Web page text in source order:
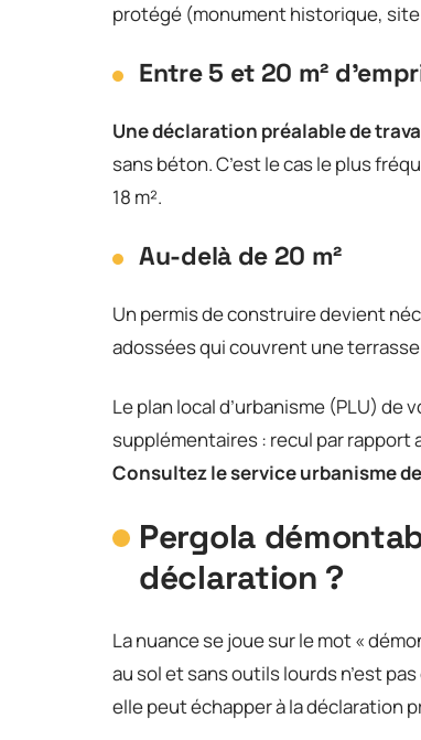
protégé (monument historique, site
Entre 5 et 20 m²
Une déclaration préalable de
sans béton. C’est le cas le plus
18 m².
Au-delà de 20 m²
Un permis de construire devient
adossées qui couvrent une
Le plan local d’urbanisme (PLU)
supplémentaires : recul par
Consultez le service urbanisme
Pergola
déclaration ?
La nuance se joue sur le mot «
au sol et sans outils lourds n’est
elle peut échapper à la déclaration